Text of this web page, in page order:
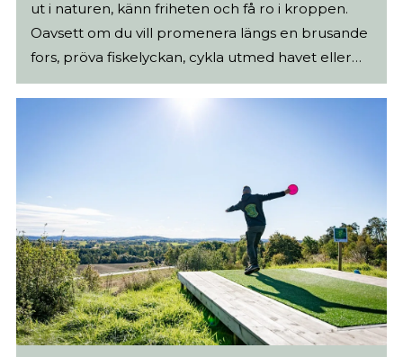
ut i naturen, känn friheten och få ro i kroppen.
Oavsett om du vill promenera längs en brusande
fors, pröva fiskelyckan, cykla utmed havet eller
bara ha picknick i en skogsglänta så står